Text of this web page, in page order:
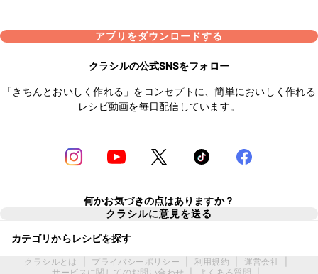
アプリをダウンロードする
クラシルの公式SNSをフォロー
「きちんとおいしく作れる」をコンセプトに、簡単においしく作れる
レシピ動画を毎日配信しています。
何かお気づきの点はありますか？
クラシルに意見を送る
カテゴリからレシピを探す
クラシルとは プライバシーポリシー 利用規約 運営会社